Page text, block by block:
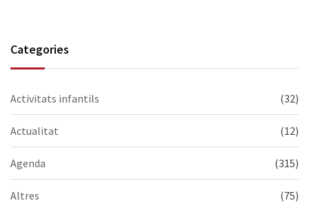
Categories
Activitats infantils (32)
Actualitat (12)
Agenda (315)
Altres (75)